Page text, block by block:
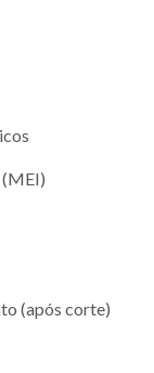
(após corte)